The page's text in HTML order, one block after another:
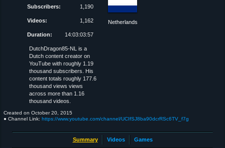
Subscribers: 1,190
Videos: 1,162
Duration: 14:03:03:57
Netherlands
DutchDragon85-NL is a
Dutch content creator on
YouTube with roughly 1.19
thousand subscribers. His
content totals roughly 177.6
thousand views views
across more than 1.16
thousand videos.
Created on October 20, 2015
● Channel Link: https://www.youtube.com/channel/UCIfSJ8ba90dcrRSc6TV_f7g
Summary Videos Games